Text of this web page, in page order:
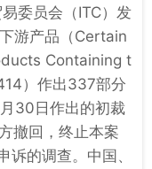
委员会（ITC）发
游产品（Certain
Containing t
）作出337部分
30日作出的初裁
撤回，终止本案
的调查。中国、